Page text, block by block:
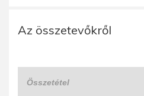
Az összetevőkről
Összetétel